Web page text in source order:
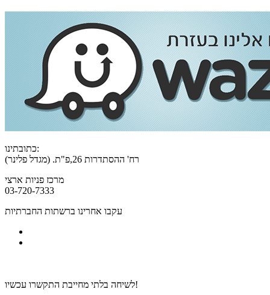
כתובתינו:
רח' ההסתדרות 26,פ"ת. (מגדל פלינר)
מרכז פניות ארצי
03-720-7333
עקבו אחרינו ברשתות החברתיות
לשיחה בלתי מחייבת התקשרו עכשיו!